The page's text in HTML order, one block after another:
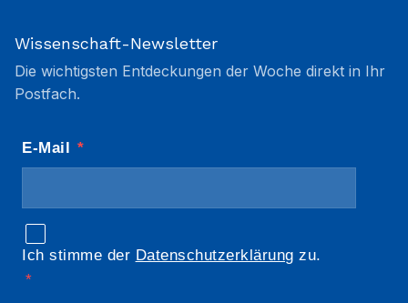
Wissenschaft-Newsletter
Die wichtigsten Entdeckungen der Woche direkt in Ihr
Postfach.